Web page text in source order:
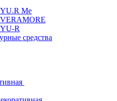
Me
R
средства